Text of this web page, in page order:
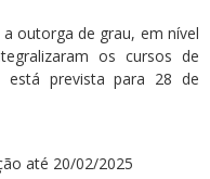
outorga de grau, em nível
os cursos de
está prevista para 28 de
até 20/02/2025